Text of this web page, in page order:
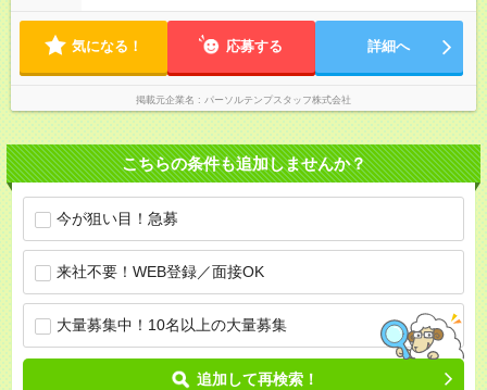
気になる！ 応募する 詳細へ
掲載元企業名 パーソルテンプスタッフ株式会社
こちらの条件も追加しませんか？
今が狙い目！急募
来社不要！WEB登録／面接OK
大量募集中！10名以上の大量募集
追加して再検索！